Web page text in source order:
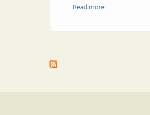
Read moreabout